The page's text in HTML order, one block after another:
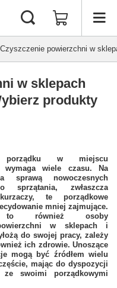
Czyszczenie powierzchni w
w sklepach
produkty
porządku w miejscu
wymaga wiele czasu. Na
sprawą nowoczesnych
sprzątania, zwłaszcza
te porządkowe
mniej zajmujące.
to również osoby
w sklepach i
do swojej pracy, zależy
ich zdrowie. Unoszące
mogą być źródłem wielu
mając do dyspozycji
swoimi porządkowymi